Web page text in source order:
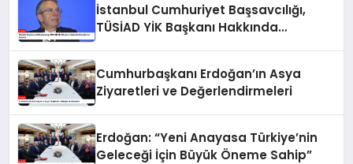
İstanbul Cumhuriyet Başsavcılığı,
TÜSİAD YİK Başkanı Hakkında
Cumhurbaşkanı Erdoğan’ın Asya
Ziyaretleri ve Değerlendirmeleri
Erdoğan: “Yeni Anayasa Türkiye’nin
Geleceği İçin Büyük Öneme Sahip”